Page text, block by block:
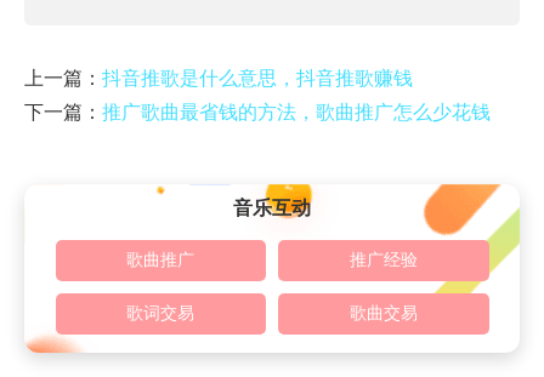
上一篇： 抖音推歌是什么意思，抖音推歌赚钱
下一篇： 推广歌曲最省钱的方法，歌曲推广怎么少花钱
音乐互动
歌曲推广 推广经验
歌词交易 歌曲交易